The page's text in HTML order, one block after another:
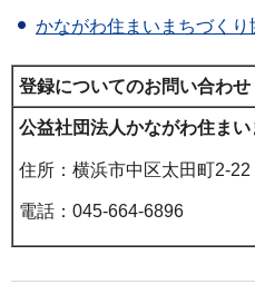
かながわ住まいまちづくり
登録についてのお問い合わせ
公益社団法人かながわ住ま
住所：横浜市中区太田町2-22
電話：045-664-6896